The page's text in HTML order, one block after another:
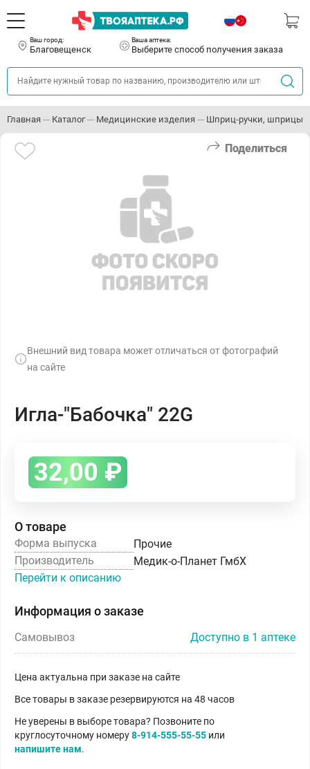
Ваш город:
Благовещенск
Ваша аптека:
Выберите способ получения заказа
Главная Каталог Медицинские изделия Шприц-ручки, шприцы
Поделиться
Внешний вид товара может отличаться от фотографий
на сайте
Игла-"Бабочка" 22G
32,00 ₽
О товаре
Форма выпуска
Прочие
Производитель
Медик-о-Планет ГмбХ
Перейти к описанию
Информация о заказе
Самовывоз Доступно в 1 аптеке
Цена актуальна при заказе на сайте
Все товары в заказе резервируются на 48 часов
Не уверены в выборе товара? Позвоните по
круглосуточному номеру8-914-555-55-55 или
напишите нам.